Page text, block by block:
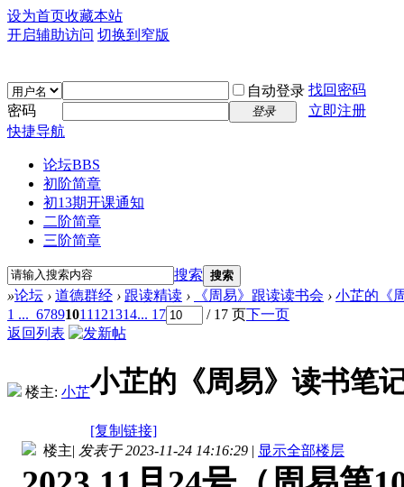
设为首页收藏本站
开启辅助访问 切换到窄版
自动登录 找回密码
密码
登录
立即注册
快捷导航
论坛BBS
初阶简章
初13期开课通知
二阶简章
三阶简章
搜索 搜索
»论坛 › 道德群经 › 跟读精读 › 《周易》跟读读书会 › 小芷的《
1 ... 67891011 121314... 17 / 17 页下一页
返回列表
楼主: 小芷小芷的《周易》读书笔
[复制链接]
楼主| 发表于 2023-11-24 14:16:29 | 显示全部楼层